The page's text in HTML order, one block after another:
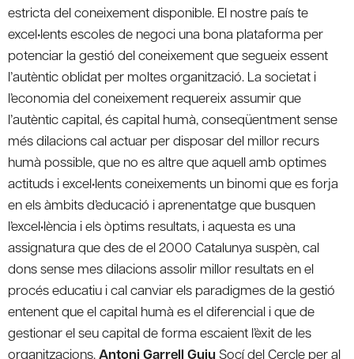
estricta del coneixement disponible. El nostre país te
excel•lents escoles de negoci una bona plataforma per
potenciar la gestió del coneixement que segueix essent
l’autèntic oblidat per moltes organització. La societat i
l’economia del coneixement requereix assumir que
l’autèntic capital, és capital humà, conseqüentment sense
més dilacions cal actuar per disposar del millor recurs
humà possible, que no es altre que aquell amb optimes
actituds i excel•lents coneixements un binomi que es forja
en els àmbits d’educació i aprenentatge que busquen
l’excel•lència i els òptims resultats, i aquesta es una
assignatura que des de el 2000 Catalunya suspèn, cal
dons sense mes dilacions assolir millor resultats en el
procés educatiu i cal canviar els paradigmes de la gestió
entenent que el capital humà es el diferencial i que de
gestionar el seu capital de forma escaient l’èxit de les
organitzacions.Antoni Garrell GuiuSocí del Cercle per al